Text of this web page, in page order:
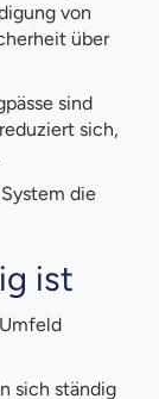
von
über
sind
sich,
die
ist
sich ständig